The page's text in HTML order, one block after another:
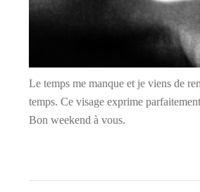
Le temps me manque et je viens de
temps. Ce visage exprime
Bon weekend à vous.